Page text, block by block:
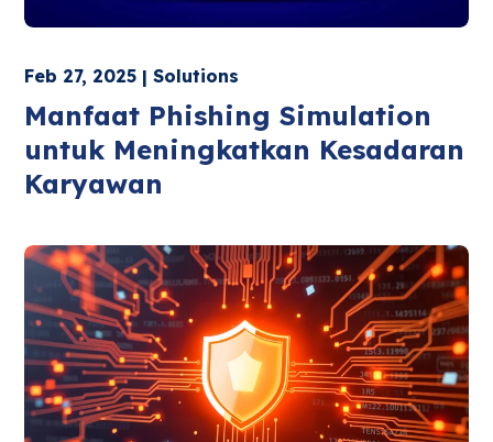
Feb 27, 2025 | Solutions
Manfaat Phishing Simulation
untuk Meningkatkan Kesadaran
Karyawan